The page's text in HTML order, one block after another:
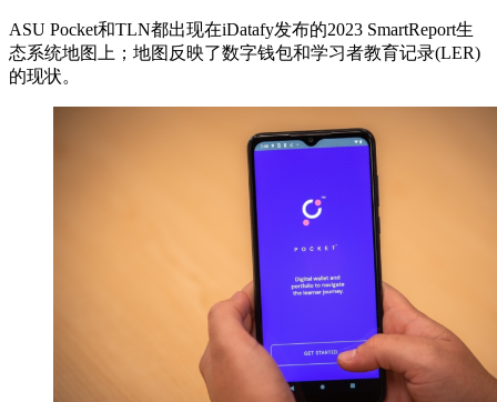
ASU Pocket和TLN都出现在iDatafy发布的2023 SmartReport生
态系统地图上；地图反映了数字钱包和学习者教育记录(LER)
的现状。